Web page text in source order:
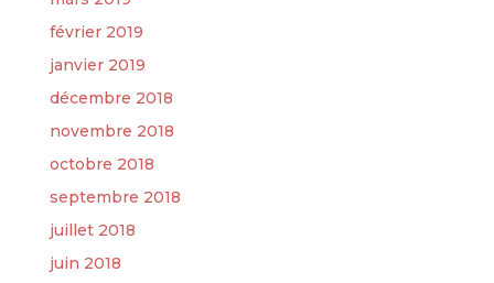
février 2019
janvier 2019
décembre 2018
novembre 2018
octobre 2018
septembre 2018
juillet 2018
juin 2018